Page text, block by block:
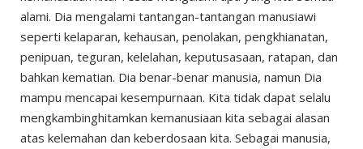
alami. Dia mengalami tantangan-tantangan manusiawi
seperti kelaparan, kehausan, penolakan, pengkhianatan,
penipuan, teguran, kelelahan, keputusasaan, ratapan, dan
bahkan kematian. Dia benar-benar manusia, namun Dia
mampu mencapai kesempurnaan. Kita tidak dapat selalu
mengkambinghitamkan kemanusiaan kita sebagai alasan
atas kelemahan dan keberdosaan kita. Sebagai manusia,